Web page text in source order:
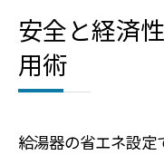
安全と経済
用術
給湯器の省エネ設